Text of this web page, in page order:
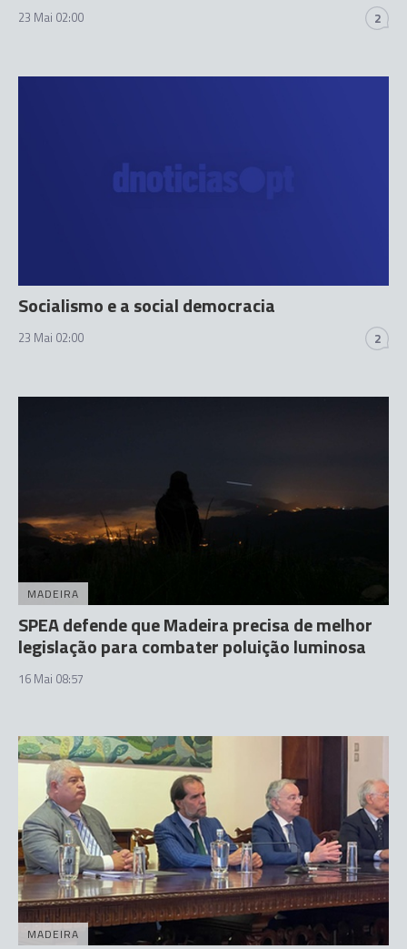
23 Mai 02:00 2
Socialismo e a social democracia
23 Mai 02:00 2
MADEIRA
SPEA defende que Madeira precisa de melhor
legislação para combater poluição luminosa
16 Mai 08:57
MADEIRA